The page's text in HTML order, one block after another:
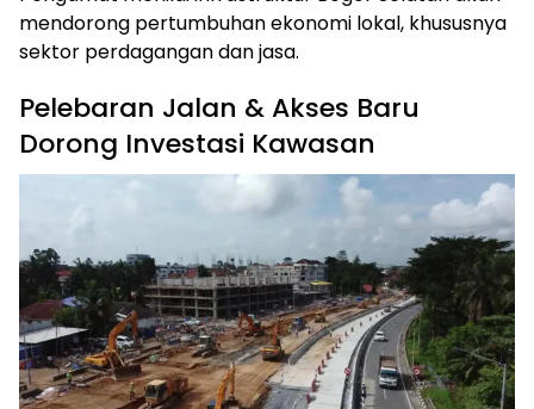
mendorong pertumbuhan ekonomi lokal, khususnya
sektor perdagangan dan jasa.
Pelebaran Jalan & Akses Baru
Dorong Investasi Kawasan